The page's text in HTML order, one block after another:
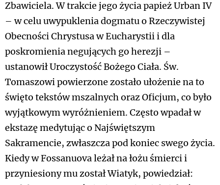
Zbawiciela. W trakcie jego życia papież Urban IV
– w celu uwypuklenia dogmatu o Rzeczywistej
Obecności Chrystusa w Eucharystii i dla
poskromienia negujących go herezji –
ustanowił Uroczystość Bożego Ciała. Św.
Tomaszowi powierzone zostało ułożenie na to
święto tekstów mszalnych oraz Oficjum, co było
wyjątkowym wyróżnieniem. Często wpadał w
ekstazę medytując o Najświętszym
Sakramencie, zwłaszcza pod koniec swego życia.
Kiedy w Fossanuova leżał na łożu śmierci i
przyniesiony mu został Wiatyk, powiedział: